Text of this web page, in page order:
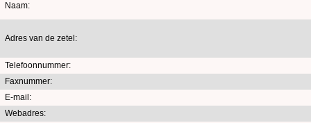
Naam:
Adres van de zetel:
Telefoonnummer:
Faxnummer:
E-mail:
Webadres: